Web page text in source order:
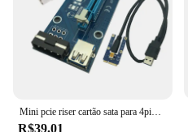
Mini pcie riser cartão sata para 4pin ide molex fonte de alimentação pci-e pci express 1x a 16x cabo usb 3.0 para mineração de máquina btc mineiro
R$39.01